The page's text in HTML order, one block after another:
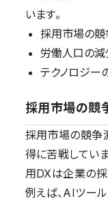
います。
採用市場の競
労働人口の
テクノロジー
採用市場の競
採用市場の競争
得に苦戦してい
用DXは企業の採
例えば、AIツー